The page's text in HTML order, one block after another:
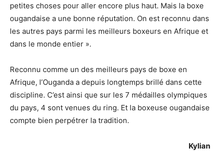
petites choses pour aller encore plus haut. Mais la boxe
ougandaise a une bonne réputation. On est reconnu dans
les autres pays parmi les meilleurs boxeurs en Afrique et
dans le monde entier ».
Reconnu comme un des meilleurs pays de boxe en
Afrique, l’Ouganda a depuis longtemps brillé dans cette
discipline. C’est ainsi que sur les 7 médailles olympiques
du pays, 4 sont venues du ring. Et la boxeuse ougandaise
compte bien perpétrer la tradition.
Kylian